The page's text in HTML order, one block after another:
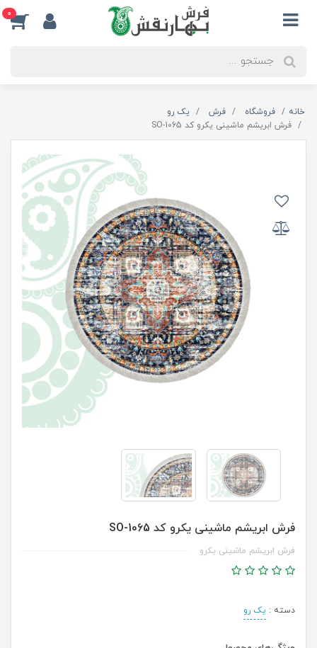
0
خانه فروشگاه فرش
یک رو
فرش ابریشم ماشینی یکرو کد SO-1065
فرش ابریشم ماشینی یکرو کد SO-1065
فرش ابریشم ماشینی یکرو
دسته : یک رو